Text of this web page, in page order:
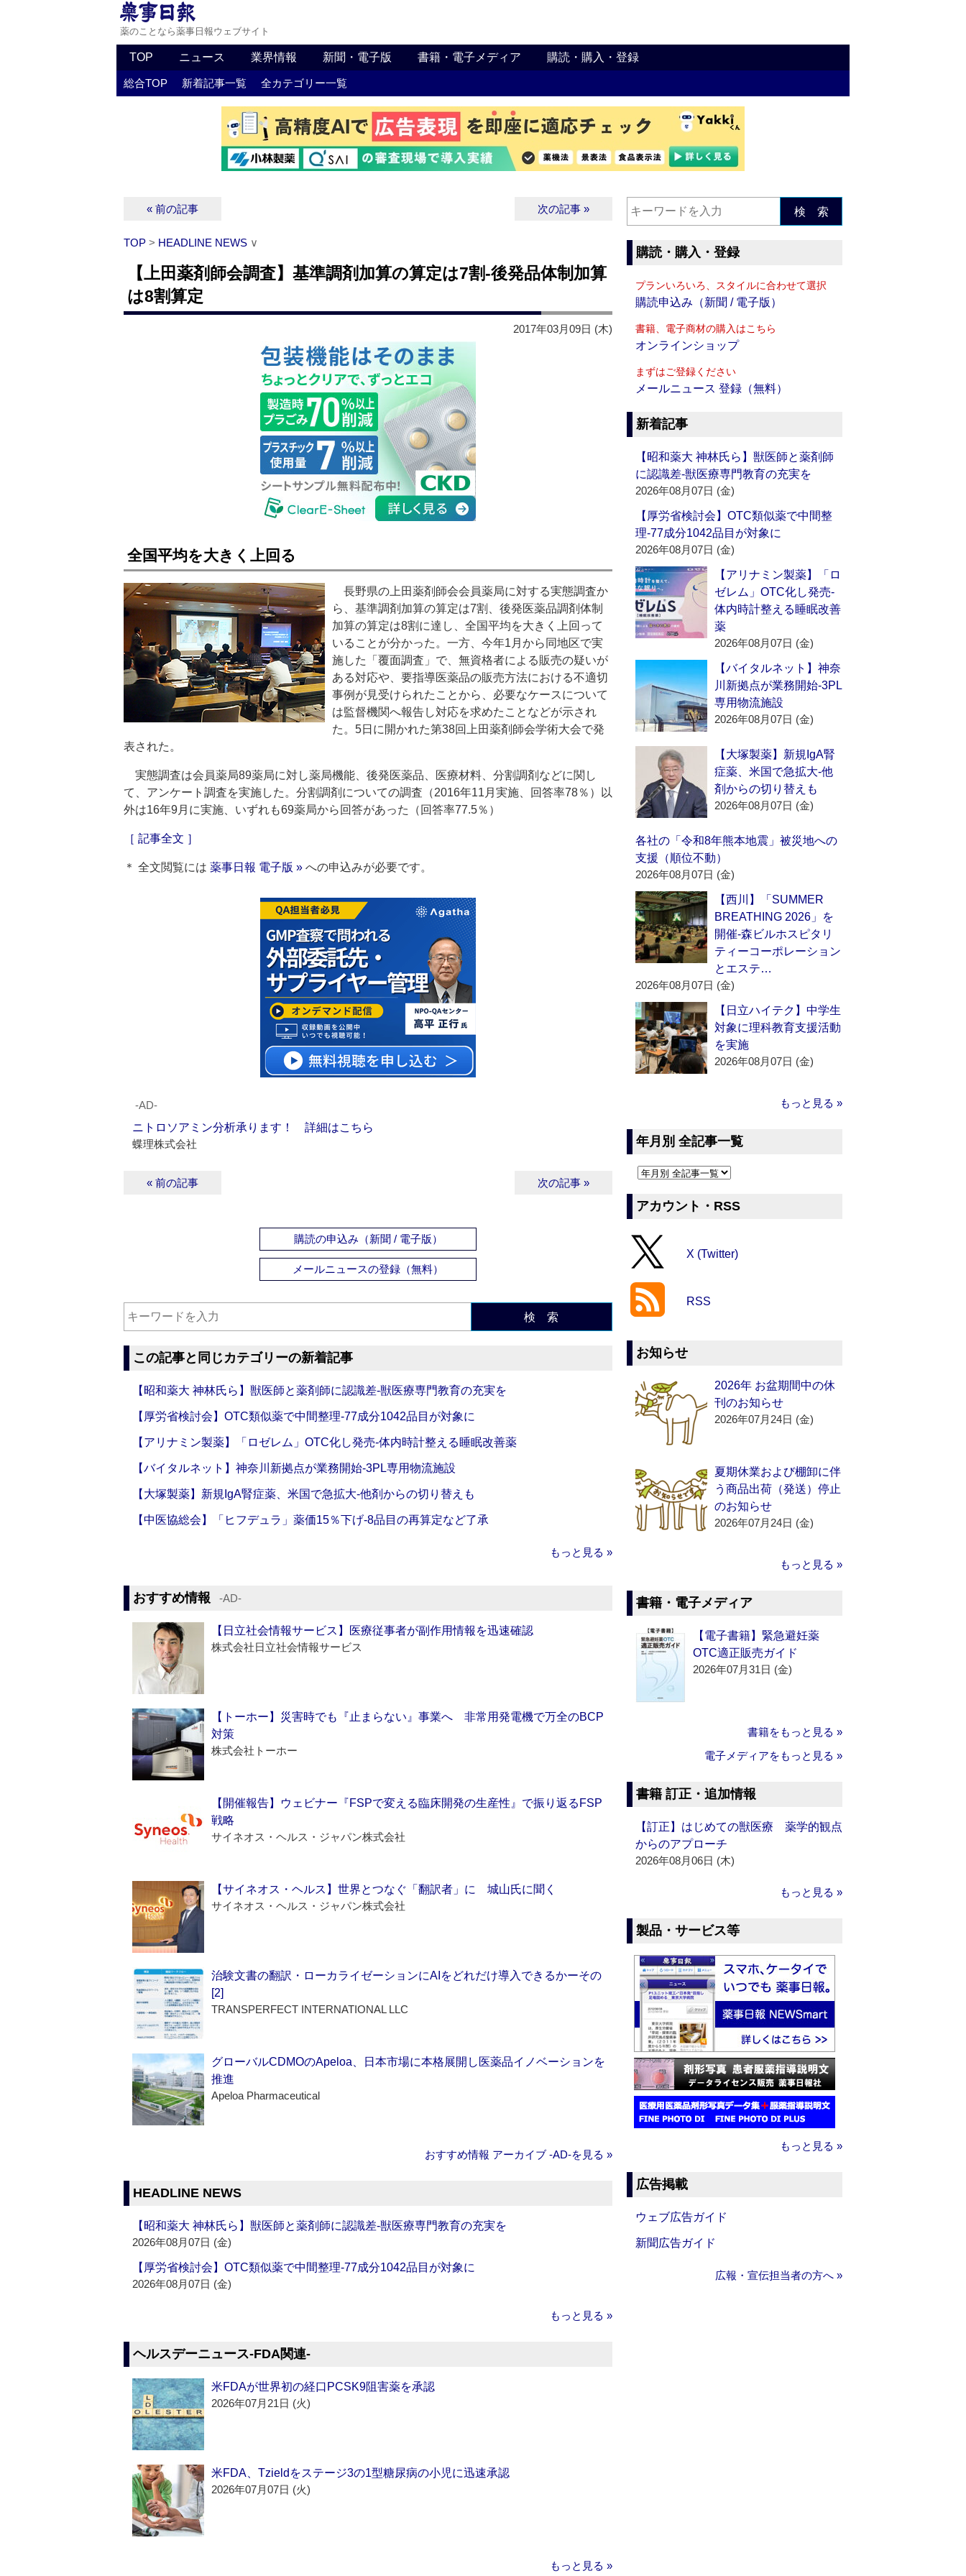
薬のことなら薬事日報ウェブサイト
TOP ニュース 業界情報 新聞・電子版 書籍・電子メディア 購読・購入・登録
総合TOP 新着記事一覧 全カテゴリー一覧
« 前の記事 次の記事 »
TOP > HEADLINE NEWS ∨
【上田薬剤師会調査】基準調剤加算の算定は7割‐後発品体制加算
は8割算定
2017年03月09日 (木)
全国平均を大きく上回る
長野県の上田薬剤師会会員薬局に対する実態調査か
ら、基準調剤加算の算定は7割、後発医薬品調剤体制
加算の算定は8割に達し、全国平均を大きく上回って
いることが分かった。一方、今年1月から同地区で実
施した「覆面調査」で、無資格者による販売の疑いが
ある対応や、要指導医薬品の販売方法における不適切
事例が見受けられたことから、必要なケースについて
は監督機関へ報告し対応を求めたことなどが示され
た。5日に開かれた第38回上田薬剤師会学術大会で発
表された。
実態調査は会員薬局89薬局に対し薬局機能、後発医薬品、医療材料、分割調剤などに関し
て、アンケート調査を実施した。分割調剤についての調査（2016年11月実施、回答率78％）以
外は16年9月に実施、いずれも69薬局から回答があった（回答率77.5％）
［ 記事全文 ］
＊ 全文閲覧には 薬事日報 電子版 » への申込みが必要です。
‐AD‐
ニトロソアミン分析承ります！ 詳細はこちら
蝶理株式会社
« 前の記事 次の記事 »
購読の申込み（新聞 / 電子版）
メールニュースの登録（無料）
検 索
この記事と同じカテゴリーの新着記事
【昭和薬大 神林氏ら】獣医師と薬剤師に認識差‐獣医療専門教育の充実を
【厚労省検討会】OTC類似薬で中間整理‐77成分1042品目が対象に
【アリナミン製薬】「ロゼレム」OTC化し発売‐体内時計整える睡眠改善薬
【バイタルネット】神奈川新拠点が業務開始‐3PL専用物流施設
【大塚製薬】新規IgA腎症薬、米国で急拡大‐他剤からの切り替えも
【中医協総会】「ヒフデュラ」薬価15％下げ‐8品目の再算定など了承
もっと見る »
おすすめ情報 ‐AD‐
【日立社会情報サービス】医療従事者が副作用情報を迅速確認
株式会社日立社会情報サービス
【トーホー】災害時でも『止まらない』事業へ 非常用発電機で万全のBCP
対策
株式会社トーホー
【開催報告】ウェビナー『FSPで変える臨床開発の生産性』で振り返るFSP
戦略
サイネオス・ヘルス・ジャパン株式会社
【サイネオス・ヘルス】世界とつなぐ「翻訳者」に 城山氏に聞く
サイネオス・ヘルス・ジャパン株式会社
治験文書の翻訳・ローカライゼーションにAIをどれだけ導入できるかーその
[2]
TRANSPERFECT INTERNATIONAL LLC
グローバルCDMOのApeloa、日本市場に本格展開し医薬品イノベーションを
推進
Apeloa Pharmaceutical
おすすめ情報 アーカイブ ‐AD‐を見る »
HEADLINE NEWS
【昭和薬大 神林氏ら】獣医師と薬剤師に認識差‐獣医療専門教育の充実を
2026年08月07日 (金)
【厚労省検討会】OTC類似薬で中間整理‐77成分1042品目が対象に
2026年08月07日 (金)
もっと見る »
ヘルスデーニュース‐FDA関連‐
米FDAが世界初の経口PCSK9阻害薬を承認
2026年07月21日 (火)
米FDA、Tzieldをステージ3の1型糖尿病の小児に迅速承認
2026年07月07日 (火)
もっと見る »
検 索
購読・購入・登録
プランいろいろ、スタイルに合わせて選択
購読申込み（新聞 / 電子版）
書籍、電子商材の購入はこちら
オンラインショップ
まずはご登録ください
メールニュース 登録（無料）
新着記事
【昭和薬大 神林氏ら】獣医師と薬剤師
に認識差‐獣医療専門教育の充実を
2026年08月07日 (金)
【厚労省検討会】OTC類似薬で中間整
理‐77成分1042品目が対象に
2026年08月07日 (金)
【アリナミン製薬】「ロ
ゼレム」OTC化し発売‐
体内時計整える睡眠改善
薬
2026年08月07日 (金)
【バイタルネット】神奈
川新拠点が業務開始‐3PL
専用物流施設
2026年08月07日 (金)
【大塚製薬】新規IgA腎
症薬、米国で急拡大‐他
剤からの切り替えも
2026年08月07日 (金)
各社の「令和8年熊本地震」被災地への
支援（順位不動）
2026年08月07日 (金)
【西川】「SUMMER
BREATHING 2026」を
開催‐森ビルホスピタリ
ティーコーポレーション
とエステ…
2026年08月07日 (金)
【日立ハイテク】中学生
対象に理科教育支援活動
を実施
2026年08月07日 (金)
もっと見る »
年月別 全記事一覧
アカウント・RSS
X (Twitter)
RSS
お知らせ
2026年 お盆期間中の休
刊のお知らせ
2026年07月24日 (金)
夏期休業および棚卸に伴
う商品出荷（発送）停止
のお知らせ
2026年07月24日 (金)
もっと見る »
書籍・電子メディア
【電子書籍】緊急避妊薬
OTC適正販売ガイド
2026年07月31日 (金)
書籍をもっと見る »
電子メディアをもっと見る »
書籍 訂正・追加情報
【訂正】はじめての獣医療 薬学的観点
からのアプローチ
2026年08月06日 (木)
もっと見る »
製品・サービス等
もっと見る »
広告掲載
ウェブ広告ガイド
新聞広告ガイド
広報・宣伝担当者の方へ »